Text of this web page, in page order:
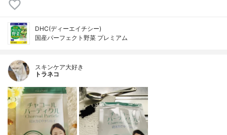
DHC(ディーエイチシー)
国産パーフェクト野菜 プレミアム
スキンケア大好き
トラネコ